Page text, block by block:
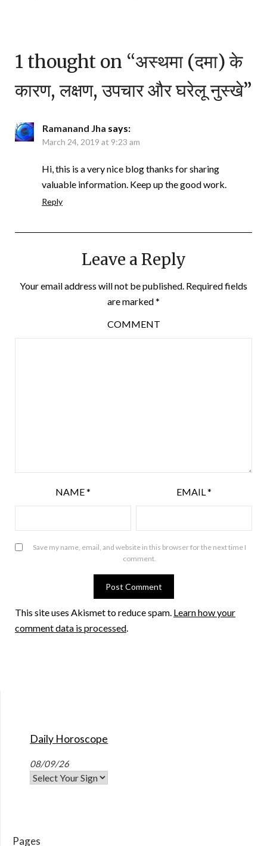
1 thought on “अस्थमा (दमा) के
कारण, लक्षण, उपचार और घरेलू नुस्खे”
Ramanand Jha says:
March 24, 2019 at 9:23 am
Hi, this is a very nice blog thanks for sharing
valuable information. Keep up the good work.
Reply
Leave a Reply
Your email address will not be published. Required fields
are marked*
COMMENT
NAME* EMAIL*
Save my name, email, and website in this browser for the next time I
comment.
This site uses Akismet to reduce spam. Learn how your
comment data is processed.
Daily Horoscope
08/09/26
Pages